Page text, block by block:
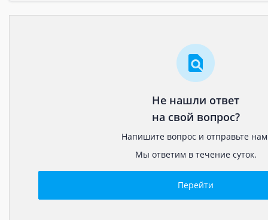
Не нашли ответ
на свой вопрос?
Напишите вопрос и отправьте
Мы ответим в течение суток.
Перейти